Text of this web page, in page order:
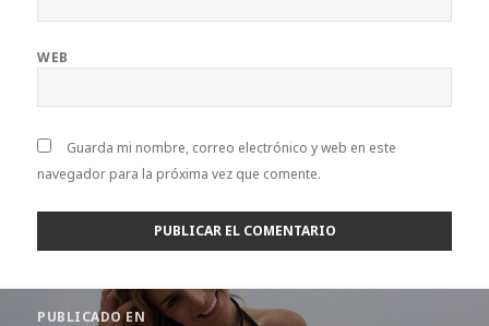
WEB
Guarda mi nombre, correo electrónico y web en este
navegador para la próxima vez que comente.
PUBLICADO EN